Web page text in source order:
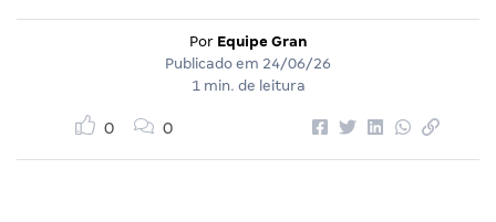
Por Equipe Gran
Publicado em 24/06/26
1 min. de leitura
0 0